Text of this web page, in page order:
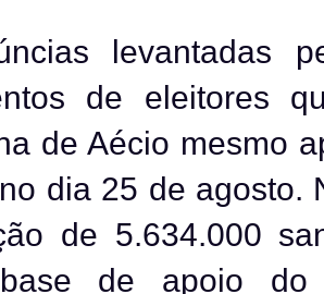
levantadas
de eleitores
de Aécio mesmo
dia 25 de agosto.
de 5.634.000
de apoio do